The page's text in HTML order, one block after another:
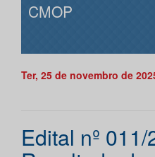
CMOP
Ter, 25 de novembro de
Edital nº